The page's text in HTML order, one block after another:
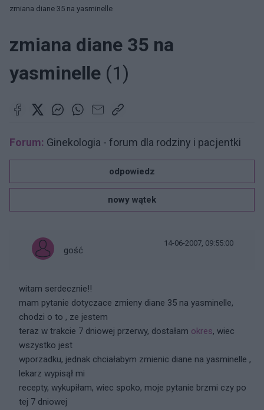
zmiana diane 35 na yasminelle
zmiana diane 35 na
yasminelle (1)
Forum: Ginekologia - forum dla rodziny i pacjentki
odpowiedz
nowy wątek
gość
14-06-2007, 09:55:00
witam serdecznie!!
mam pytanie dotyczace zmieny diane 35 na yasminelle,
chodzi o to , ze jestem
teraz w trakcie 7 dniowej przerwy, dostałam okres, wiec
wszystko jest
wporzadku, jednak chciałabym zmienic diane na yasminelle ,
lekarz wypisął mi
recepty, wykupiłam, wiec spoko, moje pytanie brzmi czy po
tej 7 dniowej